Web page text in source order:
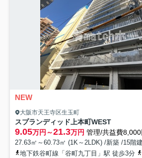
NEW
大阪市天王寺区生玉町
スプランディッド上本町WEST
9.05万円～21.3万円 管理/共益費
27.63㎡～60.73㎡ (1K～2LDK) /新築 /15階建
地下鉄谷町線「谷町九丁目」駅 徒歩3分